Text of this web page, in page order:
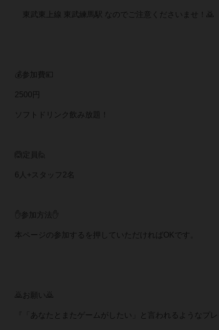
東武東上線 東武練馬駅 なのでご注意くださいませ！🙇
💰参加費💴
2500円
ソフトドリンク飲み放題！
🙆定員🙋
6人+スタッフ2名
✋参加方法✋
本ページの参加するを押していただければOKです。
🙇お願い🙇
『「あなたとまたゲームがしたい」と言われるようなプ